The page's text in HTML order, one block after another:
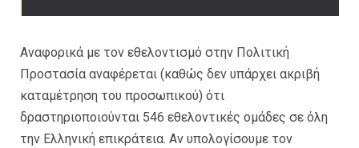
Αναφορικά με τον εθελοντισμό στην Πολιτική
Προστασία αναφέρεται (καθώς δεν υπάρχει ακριβή
καταμέτρηση του προσωπικού) ότι
δραστηριοποιούνται 546 εθελοντικές ομάδες σε όλη
την Ελληνική επικράτεια. Αν υπολογίσουμε τον